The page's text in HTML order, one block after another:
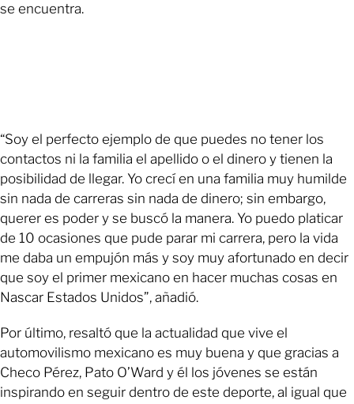
se encuentra.
“Soy el perfecto ejemplo de que puedes no tener los
contactos ni la familia el apellido o el dinero y tienen la
posibilidad de llegar. Yo crecí en una familia muy humilde
sin nada de carreras sin nada de dinero; sin embargo,
querer es poder y se buscó la manera. Yo puedo platicar
de 10 ocasiones que pude parar mi carrera, pero la vida
me daba un empujón más y soy muy afortunado en decir
que soy el primer mexicano en hacer muchas cosas en
Nascar Estados Unidos”, añadió.
Por último, resaltó que la actualidad que vive el
automovilismo mexicano es muy buena y que gracias a
Checo Pérez, Pato O’Ward y él los jóvenes se están
inspirando en seguir dentro de este deporte, al igual que